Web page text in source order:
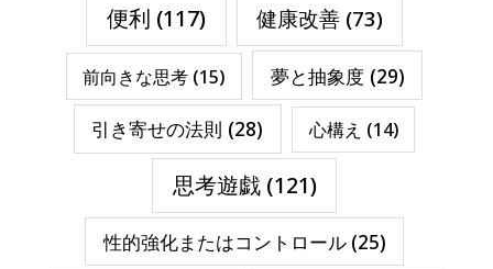
便利 (117) 健康改善(73)
前向きな思考 (15) 夢と抽象度(29)
引き寄せの法則 (28) 心構え (14)
思考遊戯(121)
性的強化またはコントロール(25)